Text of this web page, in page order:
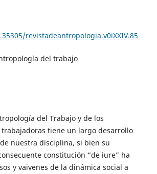
revistadeantropologia.v0iXXIV.85
del trabajo
del Trabajo y de los
tiene un largo desarrollo
nuestra disciplina, si bien su
constitución “de iure” ha
y vaivenes de la dinámica social a